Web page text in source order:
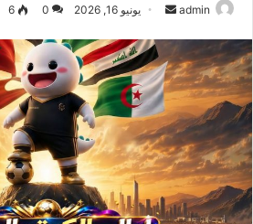
admin
أرسل
إلكترونيا
يونيو 16, 2026 0
6